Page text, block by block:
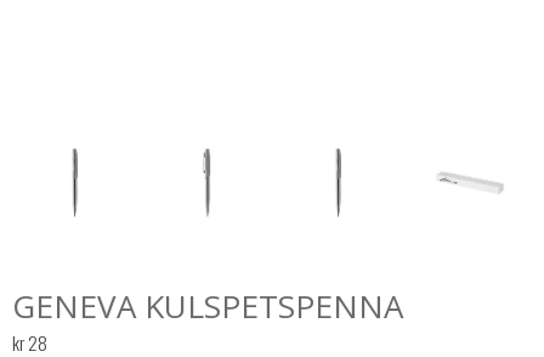
GENEVA KULSPETSPENNA
kr28